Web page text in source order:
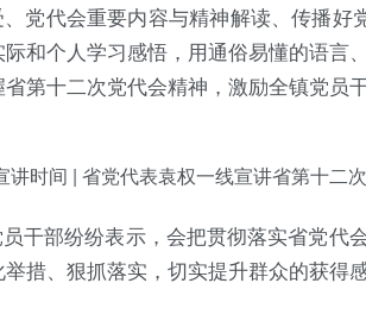
党代会重要内容与精神解读、传播好
和个人学习感悟，用通俗易懂的语言
第十二次党代会精神，激励全镇党员
干部纷纷表示，会把贯彻落实省党代
措、狠抓落实，切实提升群众的获得